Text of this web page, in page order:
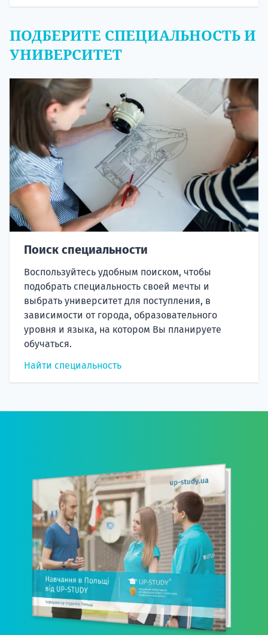
ПОДБЕРИТЕ СПЕЦИАЛЬНОСТЬ И
УНИВЕРСИТЕТ
Поиск специальности
Воспользуйтесь удобным поиском, чтобы
подобрать специальность своей мечты и
выбрать университет для поступления, в
зависимости от города, образовательного
уровня и языка, на котором Вы планируете
обучаться.
Найти специальность